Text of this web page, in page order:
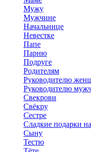
Мужу
Мужчине
Начальнице
Невестке
Папе
Парню
Подруге
Родителям
Руководителю
Руководителю
Свекрови
Свёкру
Сестре
Сладкие подарки
Сыну
Тестю